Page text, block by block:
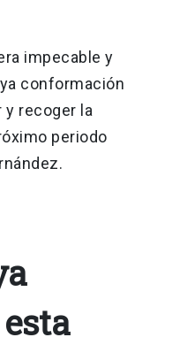
impecable y
conformación
recoger la
periodo